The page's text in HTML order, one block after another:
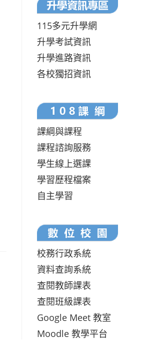
115多元升學網
升學考試資訊
升學進路資訊
各校獨招資訊
課綱與課程
課程諮詢服務
學生線上選課
學習歷程檔案
自主學習
校務行政系統
資料查詢系統
查閱教師課表
查閱班級課表
Google Meet 教室
Moodle 教學平台